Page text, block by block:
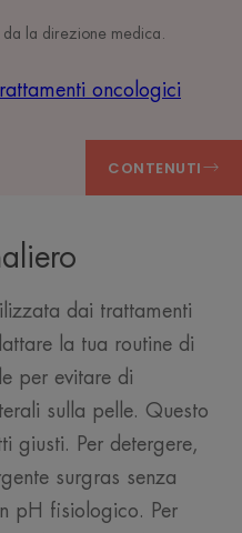
da la direzione medica
oncologici
CONTENUTI
dai trattamenti
la tua routine di
per evitare di
sulla pelle. Questo
giusti. Per detergere,
surgras senza
pH fisiologico. Per